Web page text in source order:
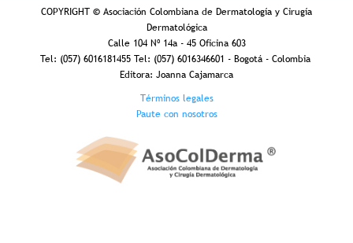
COPYRIGHT © Asociación Colombiana de Dermatología y Cirugía
Dermatológica
Calle 104 Nº 14a - 45 Oficina 603
Tel: (057) 6016181455 Tel: (057) 6016346601 - Bogotá - Colombia
Editora: Joanna Cajamarca
Términos legales
Paute con nosotros